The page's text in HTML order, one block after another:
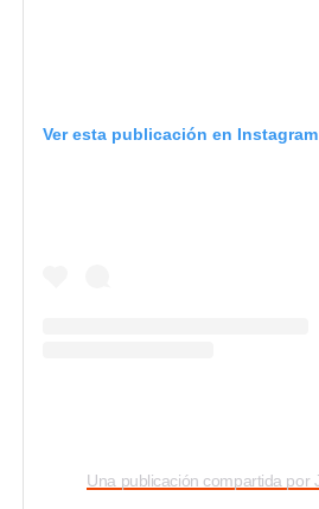
Ver esta publicación en Instagram